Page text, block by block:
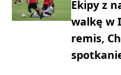
Ekipy z
walkę w
remis,